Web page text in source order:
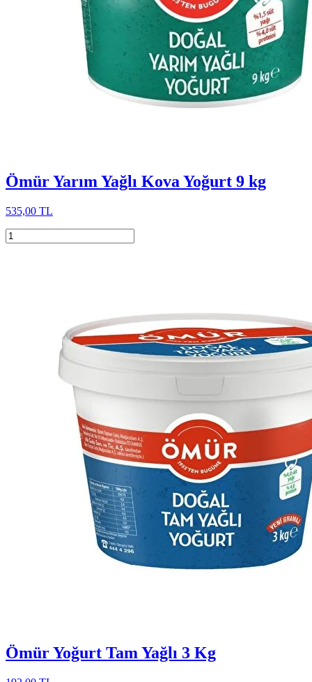
Ömür Yarım Yağlı Kova Yoğurt 9 kg
535,00 TL
Ömür Yoğurt Tam Yağlı 3 Kg